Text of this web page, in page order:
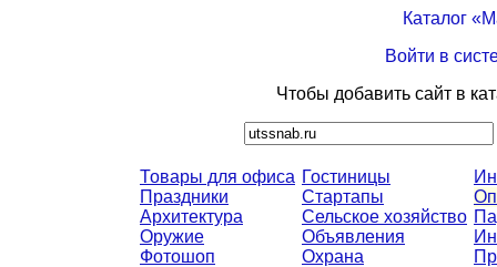
Каталог
Войти в
Чтобы добавить сайт в
Товары для офиса
Праздники
Архитектура
Оружие
Фотошоп
Гостиницы
Стартапы
Сельское хозяйство
Объявления
Охрана